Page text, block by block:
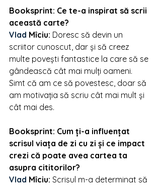
Booksprint: Ce te-a inspirat să scrii
această carte?
Vlad Mîciu: Doresc să devin un
scriitor cunoscut, dar și să creez
multe povești fantastice la care să se
gândească cât mai mulți oameni.
Simt că am ce să povestesc, doar să
am motivația să scriu cât mai mult și
cât mai des.
Booksprint: Cum ți-a influențat
scrisul viața de zi cu zi și ce impact
crezi că poate avea cartea ta
asupra cititorilor?
Vlad Mîciu: Scrisul m-a determinat să